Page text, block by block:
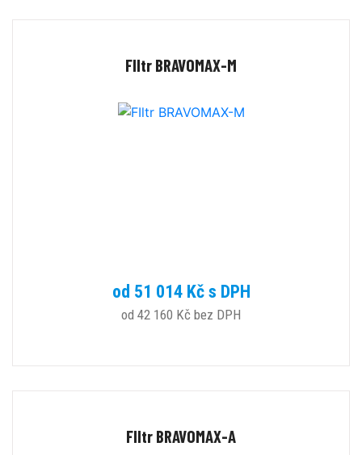
FIltr BRAVOMAX-M
od 51 014 Kč s DPH
od 42 160 Kč bez DPH
FIltr BRAVOMAX-A